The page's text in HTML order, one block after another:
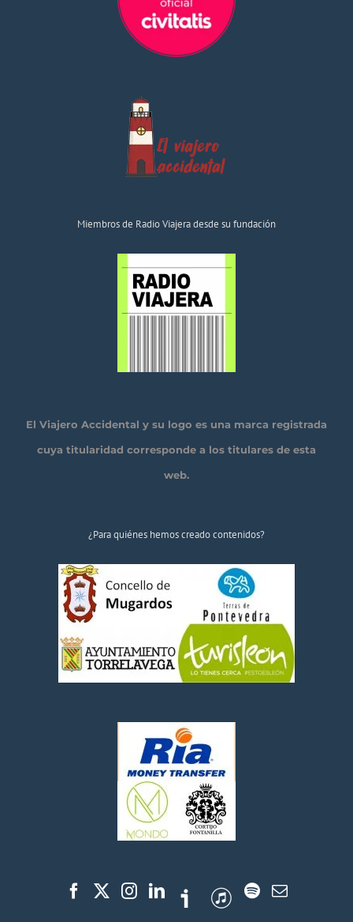
Miembros de Radio Viajera desde su fundación
El Viajero Accidental y su logo es una marca registrada
cuya titularidad corresponde a los titulares de esta
web.
¿Para quiénes hemos creado contenidos?